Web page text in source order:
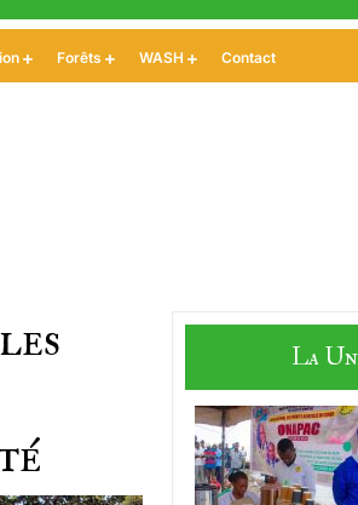
Forêts WASH Contact
La